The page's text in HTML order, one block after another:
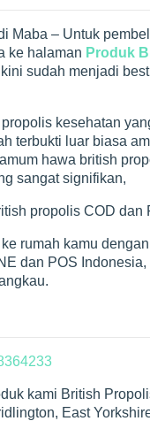
Maba – Untuk
ke halaman Produk
sudah menjadi
kesehatan
terbukti luar biasa
hawa british
sangat signifikan,
propolis COD dan
rumah kamu
dan POS
kami British
East